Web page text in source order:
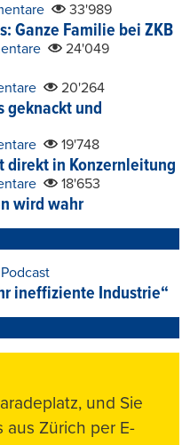
33'989
Ganze Familie bei ZKB
24'049
20'264
geknackt und
19'748
direkt in Konzernleitung
18'653
wird wahr
Podcast
ineffiziente Industrie“
und Sie
aus Zürich per E-